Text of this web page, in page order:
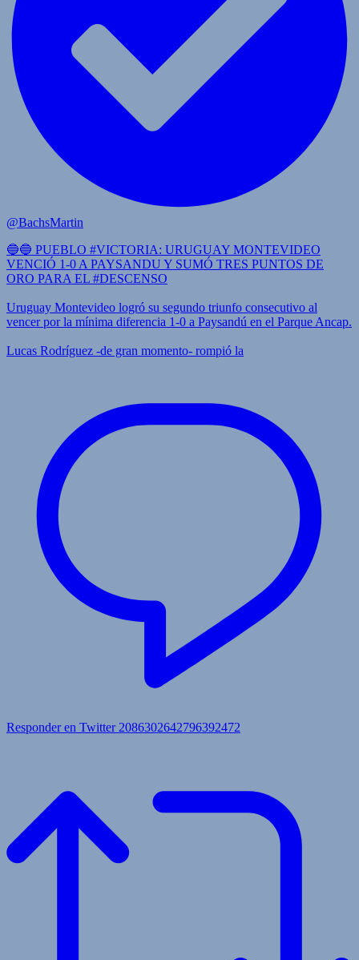
@BachsMartin
🔵🔵 PUEBLO #VICTORIA: URUGUAY MONTEVIDEO
VENCIÓ 1-0 A PAYSANDU Y SUMÓ TRES PUNTOS DE
ORO PARA EL #DESCENSO
Uruguay Montevideo logró su segundo triunfo consecutivo al
vencer por la mínima diferencia 1-0 a Paysandú en el Parque Ancap.
Lucas Rodríguez -de gran momento- rompió la
Responder en Twitter 2086302642796392472